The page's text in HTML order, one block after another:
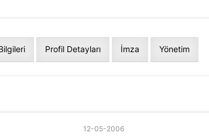
Profil Detayları İmza Yönetim
12-05-2006